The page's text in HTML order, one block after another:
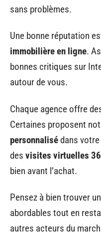
sans problèmes.
Une bonne réputation
immobilière en ligne.
bonnes critiques sur
autour de vous.
Chaque agence offre
Certaines proposent
personnalisédans
des visites virtuelles
bien avant l’achat.
Pensez à bien trouver
abordables tout en
autres acteurs du